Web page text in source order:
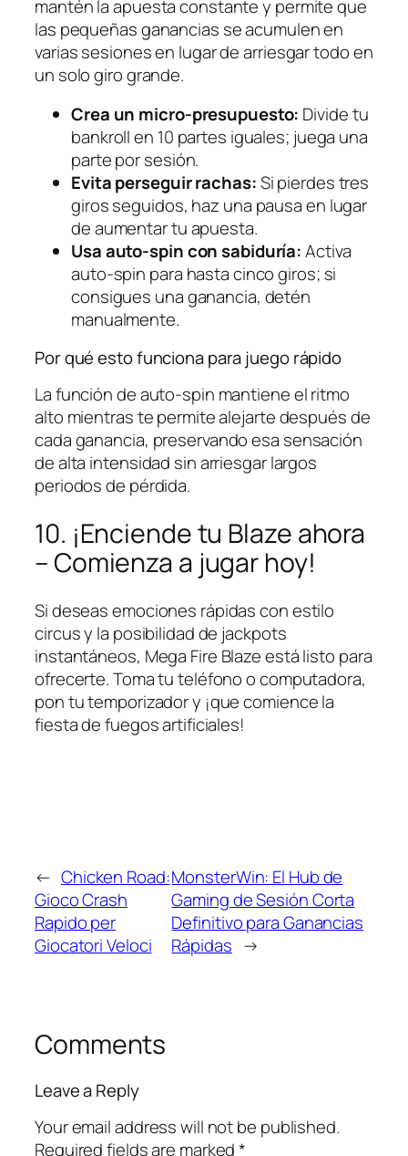
mantén la apuesta constante y permite que
las pequeñas ganancias se acumulen en
varias sesiones en lugar de arriesgar todo en
un solo giro grande.
Crea un micro‑presupuesto: Divide tu
bankroll en 10 partes iguales; juega una
parte por sesión.
Evita perseguir rachas:Si pierdes tres
giros seguidos, haz una pausa en lugar
de aumentar tu apuesta.
Usa auto‑spin con sabiduría:Activa
auto‑spin para hasta cinco giros; si
consigues una ganancia, detén
manualmente.
Por qué esto funciona para juego rápido
La función de auto‑spin mantiene el ritmo
alto mientras te permite alejarte después de
cada ganancia, preservando esa sensación
de alta intensidad sin arriesgar largos
periodos de pérdida.
10. ¡Enciende tu Blaze ahora
– Comienza a jugar hoy!
Si deseas emociones rápidas con estilo
circus y la posibilidad de jackpots
instantáneos, Mega Fire Blaze está listo para
ofrecerte. Toma tu teléfono o computadora,
pon tu temporizador y ¡que comience la
fiesta de fuegos artificiales!
← Chicken Road:
Gioco Crash
Rapido per
Giocatori Veloci
MonsterWin: El Hub de
Gaming de Sesión Corta
Definitivo para Ganancias
Rápidas →
Comments
Leave a Reply
Your email address will not be published.
Required fields are marked*